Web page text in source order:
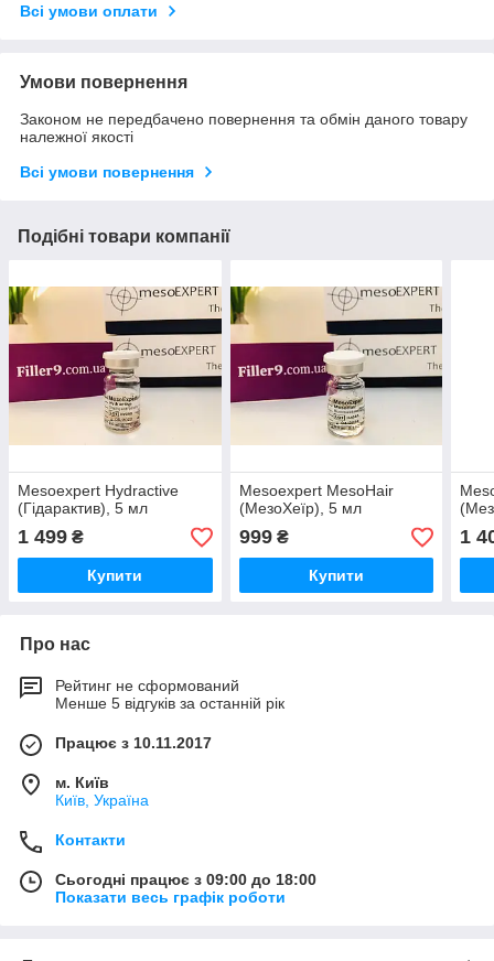
Всі умови оплати
Умови повернення
Законом не передбачено повернення та обмін даного товару
належної якості
Всі умови повернення
Подібні товари компанії
Mesoexpert Hydractive
(Гідарактив), 5 мл
1 499 ₴
Купити
Mesoexpert MesoHair
(МезоХеїр), 5 мл
999₴
Купити
1
Про нас
Рейтинг не сформований
Менше 5 відгуків за останній рік
Працює з 10.11.2017
м. Київ
Київ, Україна
Контакти
Сьогодні працює з 09:00 до 18:00
Показати весь графік роботи